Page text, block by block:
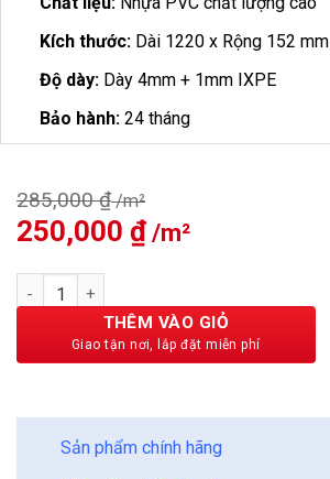
Kích thước: Dài 1220 x Rộng 152 mm
Độ dày: Dày 4mm + 1mm IXPE
Bảo hành: 24 tháng
285,000₫
Giá
gốc
là:
285,000 ₫.
250,000 ₫
250,000 ₫.
Sàn Nhựa Hobi Wood 4mm H800 số lượng
THÊM VÀO GIỎ
Sản phẩm chính hãng